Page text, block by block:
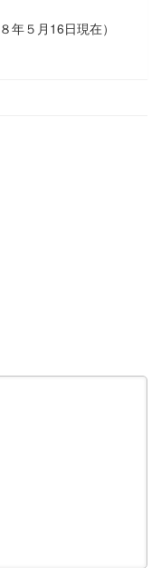
年５月16日現在）